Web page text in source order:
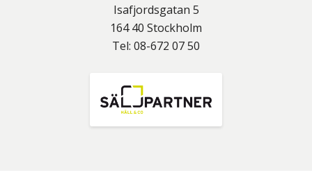
Isafjordsgatan 5
164 40 Stockholm
Tel: 08-672 07 50